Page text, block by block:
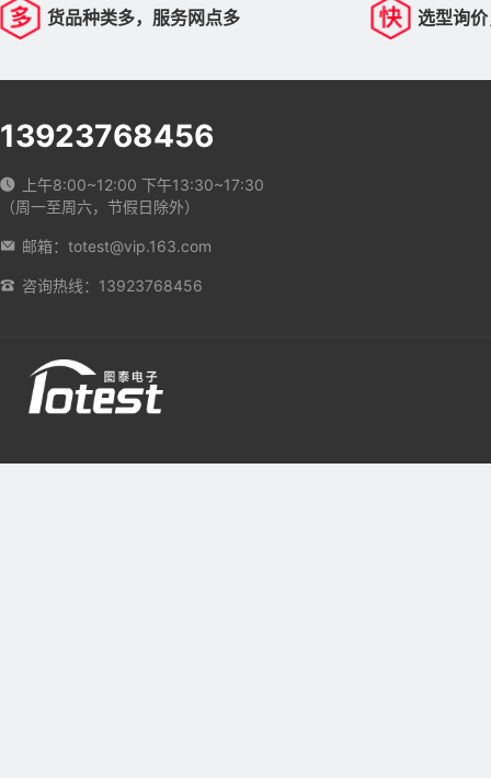
货品种类多，服务网点多 选型询
13923768456
上午8:00~12:00 下午13:30~17:30
（周一至周六，节假日除外）
邮箱：totest@vip.163.com
咨询热线：13923768456